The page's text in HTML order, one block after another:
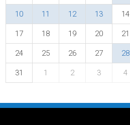
10 11 12 13 14
17 18 19 20 21
24 25 26 27 28
31 1 2 3 4